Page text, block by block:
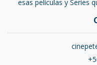
esas películas y Series